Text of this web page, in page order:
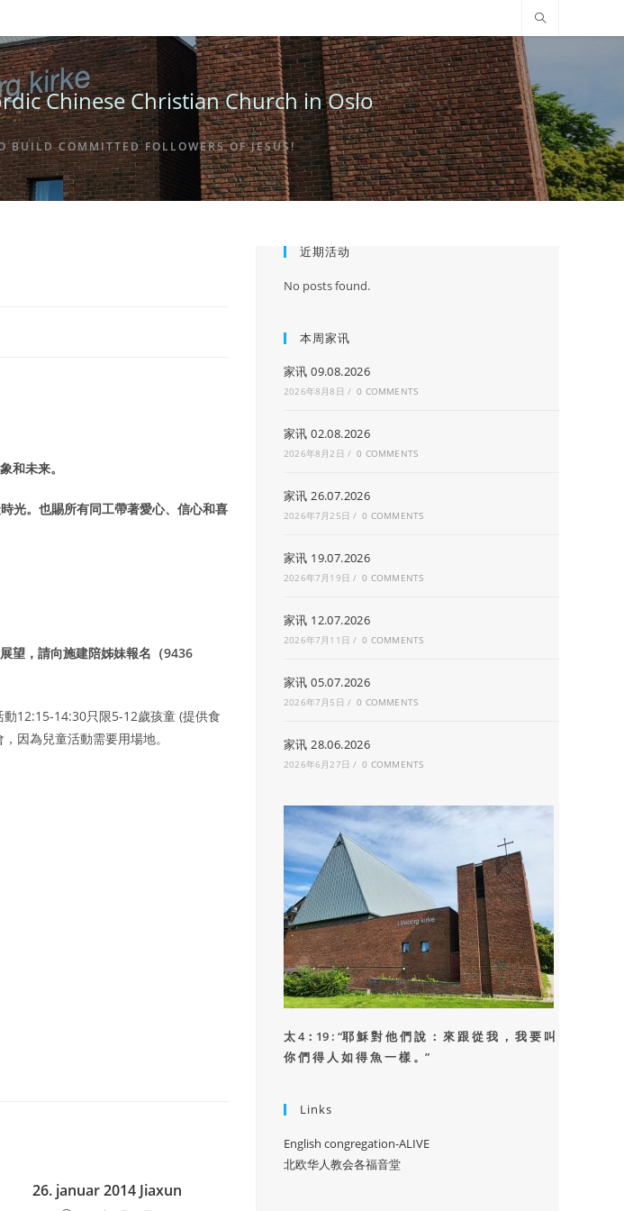
Chinese Christian Church in Oslo
BUILD COMMITTED FOLLOWERS OF JESUS!
和未来。
光。也賜所有同工帶著愛心、信心和喜
望，請向施建陪姊妹報名（9436
12:15-14:30只限5-12歲孩童 (提供食
因為兒童活動需要用場地。
26. januar 2014 Jiaxun
近期活动
No posts found.
本周家讯
家讯 09.08.2026
2026年8月8日 / 0 COMMENTS
家讯 02.08.2026
2026年8月2日 / 0 COMMENTS
家讯 26.07.2026
2026年7月25日 / 0 COMMENTS
家讯 19.07.2026
2026年7月19日 / 0 COMMENTS
家讯 12.07.2026
2026年7月11日 / 0 COMMENTS
家讯 05.07.2026
2026年7月5日 / 0 COMMENTS
家讯 28.06.2026
2026年6月27日 / 0 COMMENTS
太 4：19 : “耶 穌 對 他 們 說 ： 來 跟 從 我 ， 我 要 叫
你 們 得 人 如 得 魚 一 樣 。”
Links
English congregation-ALIVE
北欧华人教会各福音堂